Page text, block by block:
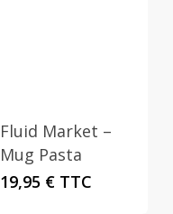
Fluid Market –
Mug Pasta
19,95 € TTC